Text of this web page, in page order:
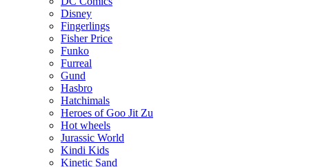
Disney
Fingerlings
Fisher Price
Funko
Furreal
Gund
Hasbro
Hatchimals
Heroes of Goo Jit Zu
Hot wheels
Jurassic World
Kindi Kids
Kinetic Sand